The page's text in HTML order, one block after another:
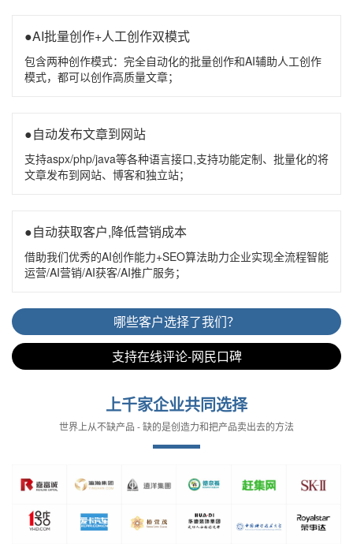
●AI批量创作+人工创作双模式
包含两种创作模式：完全自动化的批量创作和AI辅助人工创作
模式，都可以创作高质量文章；
●自动发布文章到网站
支持aspx/php/java等各种语言接口,支持功能定制、批量化的将
文章发布到网站、博客和独立站；
●自动获取客户,降低营销成本
借助我们优秀的AI创作能力+SEO算法助力企业实现全流程智能
运营/AI营销/AI获客/AI推广服务；
哪些客户选择了我们？
支持在线评论-网民口碑
上千家企业共同选择
世界上从不缺产品 - 缺的是创造力和把产品卖出去的方法